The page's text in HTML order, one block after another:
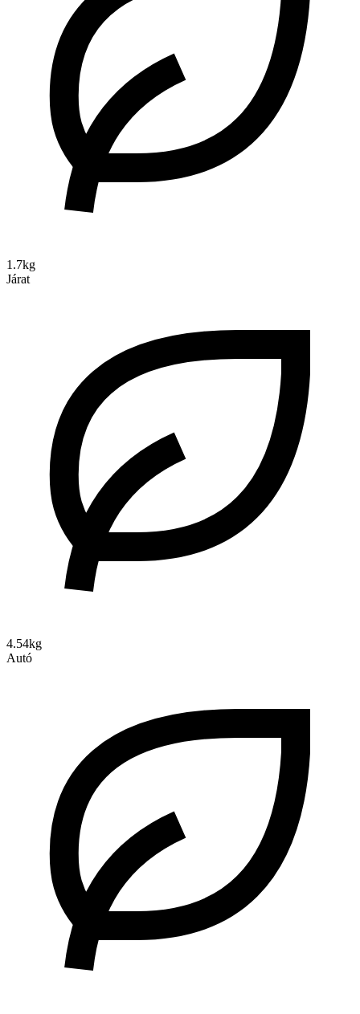
1.7kg
Járat
4.54kg
Autó